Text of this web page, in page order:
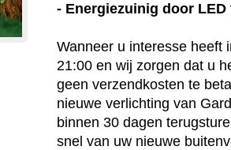
- Energiezuinig door
Wanneer u interesse heeft
21:00 en wij zorgen dat u
geen verzendkosten te
nieuwe verlichting van
binnen 30 dagen
snel van uw nieuwe